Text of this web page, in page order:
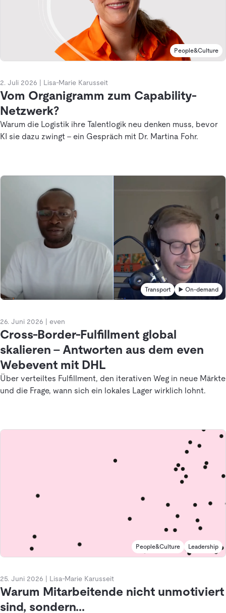
People&Culture
2. Juli 2026 Lisa-Marie Karusseit
Vom Organigramm zum Capability-
Netzwerk?
Warum die Logistik ihre Talentlogik neu denken muss, bevor
KI sie dazu zwingt - ein Gespräch mit Dr. Martina Fohr.
Transport ▶️ On-demand
26. Juni 2026 even
Cross-Border-Fulfillment global
skalieren – Antworten aus dem even
Webevent mit DHL
Über verteiltes Fulfillment, den iterativen Weg in neue Märkte
und die Frage, wann sich ein lokales Lager wirklich lohnt.
People&Culture Leadership
25. Juni 2026 Lisa-Marie Karusseit
Warum Mitarbeitende nicht unmotiviert
sind, sondern...